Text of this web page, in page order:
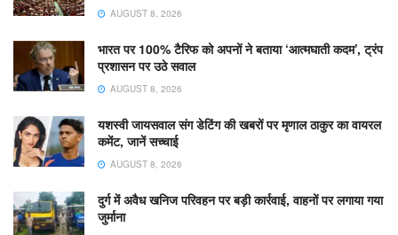
AUGUST 8, 2026
भारत पर 100% टैरिफ को अपनों ने बताया ‘आत्मघाती कदम’, ट्रंप
प्रशासन पर उठे सवाल
AUGUST 8, 2026
यशस्वी जायसवाल संग डेटिंग की खबरों पर मृणाल ठाकुर का वायरल
कमेंट, जानें सच्चाई
AUGUST 8, 2026
दुर्ग में अवैध खनिज परिवहन पर बड़ी कार्रवाई, वाहनों पर लगाया गया
जुर्माना